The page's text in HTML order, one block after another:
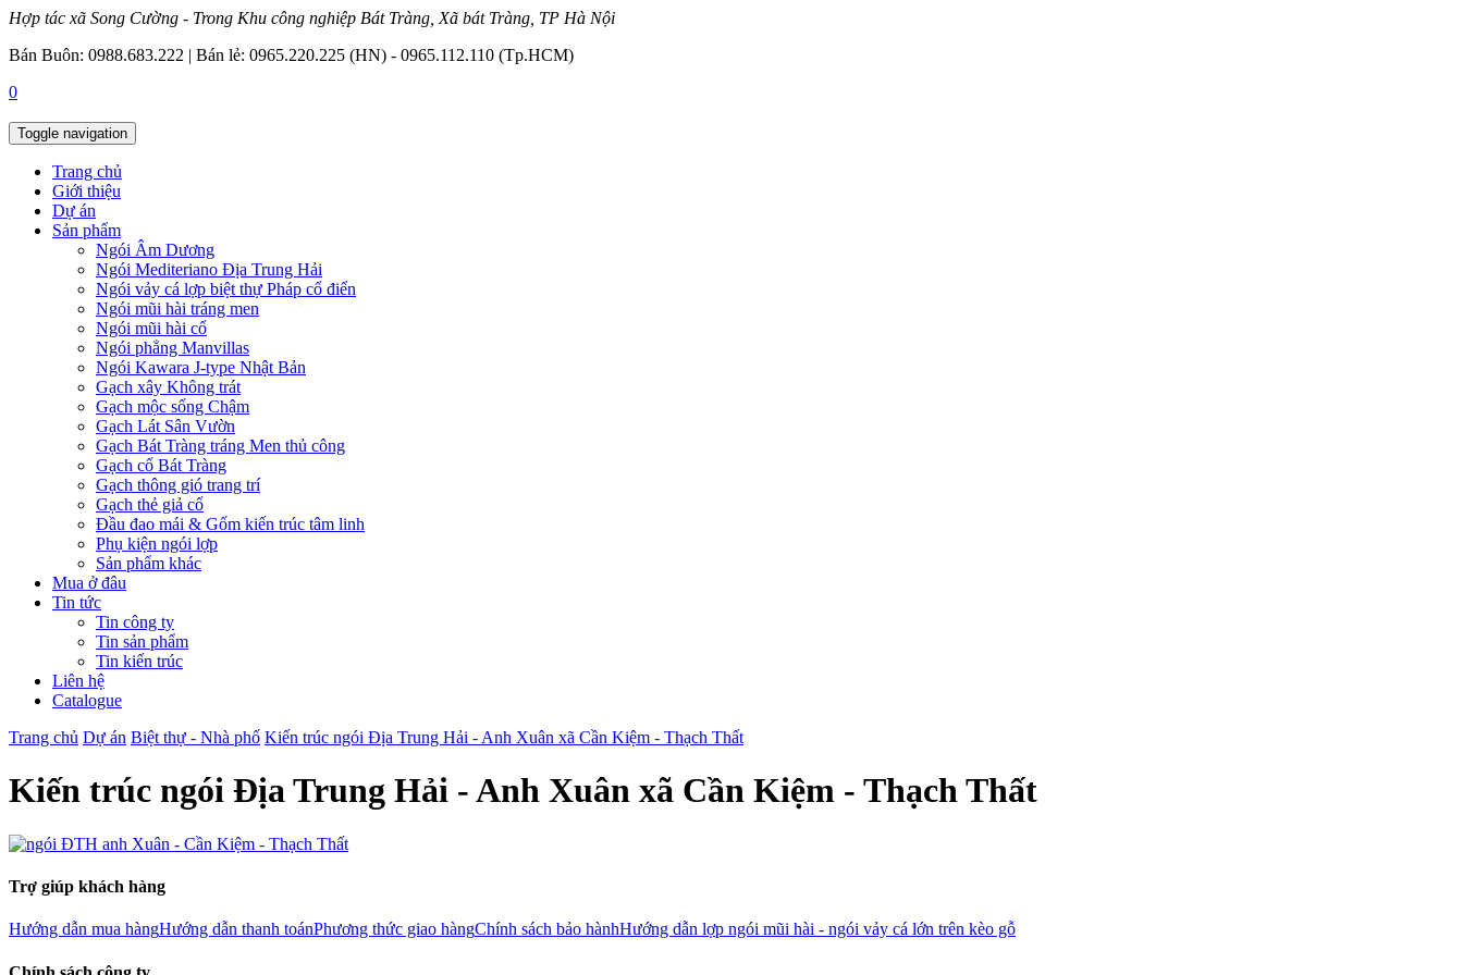
Hợp tác xã Song Cường - Trong Khu công nghiệp Bát Tràng, Xã bát Tràng, TP Hà Nội
Bán Buôn: 0988.683.222 | Bán lẻ: 0965.220.225 (HN) - 0965.112.110 (Tp.HCM)
0
Toggle navigation
Trang chủ
Giới thiệu
Dự án
Sản phẩm
Ngói Âm Dương
Ngói Mediteriano Địa Trung Hải
Ngói vảy cá lợp biệt thự Pháp cổ điển
Ngói mũi hài tráng men
Ngói mũi hài cổ
Ngói phẳng Manvillas
Ngói Kawara J-type Nhật Bản
Gạch xây Không trát
Gạch mộc sống Chậm
Gạch Lát Sân Vườn
Gạch Bát Tràng tráng Men thủ công
Gạch cổ Bát Tràng
Gạch thông gió trang trí
Gạch thẻ giả cổ
Đầu đao mái & Gốm kiến trúc tâm linh
Phụ kiện ngói lợp
Sản phẩm khác
Mua ở đâu
Tin tức
Tin công ty
Tin sản phẩm
Tin kiến trúc
Liên hệ
Catalogue
Trang chủ Dự án Biệt thự - Nhà phố Kiến trúc ngói Địa Trung Hải - Anh Xuân xã Cần Kiệm - Thạch Thất
Kiến trúc ngói Địa Trung Hải - Anh Xuân xã Cần Kiệm - Thạch Thất
Trợ giúp khách hàng
Hướng dẫn mua hàngHướng dẫn thanh toánPhương thức giao hàngChính sách bảo hànhHướng dẫn lợp ngói mũi hài - ngói vảy cá lớn trên kèo gỗ